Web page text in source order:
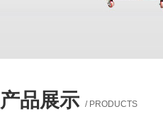
产品展示 / PRODUCTS